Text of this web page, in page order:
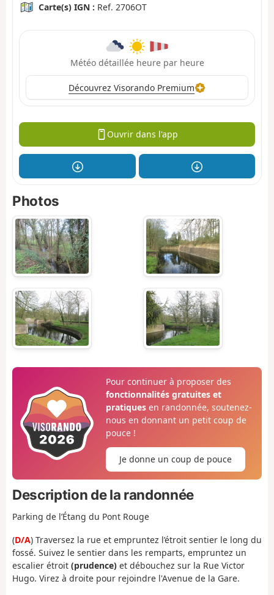
Carte(s) IGN : Ref. 2706OT
Météo détaillée heure par heure
Découvrez Visorando Premium
Ouvrir dans l'app
Photos
Pour continuer à proposer des
fonctionnalités gratuites et
pratiquesen randonnée, soutenez-
nous en donnant un petit coup de
pouce !
Je donne un coup de pouce
Description de la randonnée
Parking de l’Étang du Pont Rouge
(D/A) Traversez la rue et empruntez l’étroit sentier le long du
fossé. Suivez le sentier dans les remparts, empruntez un
escalier étroit (prudence) et débouchez sur la Rue Victor
Hugo. Virez à droite pour rejoindre l'Avenue de la Gare.